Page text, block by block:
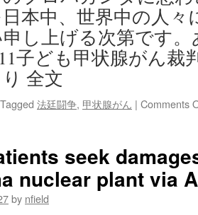
本中、世界中の人
し上げる次第です
子ども甲状腺がん裁
全文
Tagged 法廷闘争, 甲状腺がん | Comments
seek
nuclear plant via
by nfield